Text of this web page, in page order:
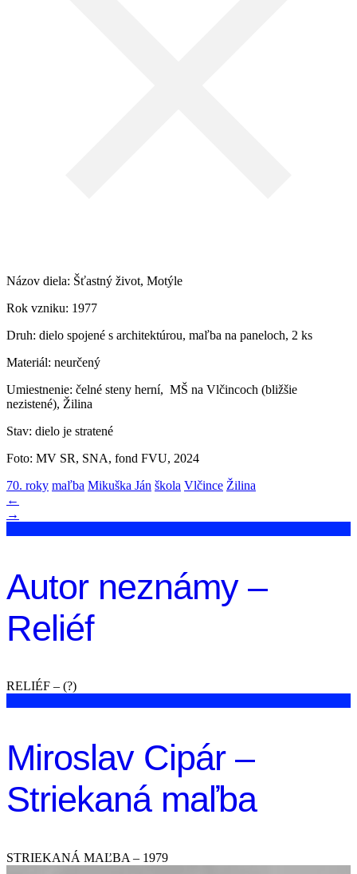
Názov diela: Šťastný život, Motýle
Rok vzniku: 1977
Druh: dielo spojené s architektúrou, maľba na paneloch, 2 ks
Materiál: neurčený
Umiestnenie: čelné steny herní, MŠ na Vlčincoch (bližšie
nezistené), Žilina
Stav: dielo je stratené
Foto: MV SR, SNA, fond FVU, 2024
70. roky maľba Mikuška Ján škola Vlčince Žilina
←
→
Autor neznámy –
Reliéf
RELIÉF – (?)
Miroslav Cipár –
Striekaná maľba
STRIEKANÁ MAĽBA – 1979